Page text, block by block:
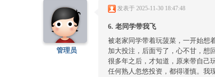
管理员
发表于 2025-11-30 18:47:48
6. 老同学带我飞
被老家同学带着玩菠菜，一开始想
加大投注，后面亏了，心不甘，想
很多年之后，才知道，原来带自
任何熟人忽悠投资，都得谨慎。我